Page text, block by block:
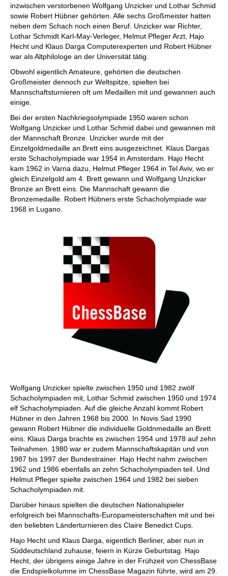
inzwischen verstorbenen Wolfgang Unzicker und Lothar Schmid
sowie Robert Hübner gehörten. Alle sechs Großmeister hatten
neben dem Schach noch einen Beruf. Unzicker war Richter,
Lothar Schmidt Karl-May-Verleger, Helmut Pfleger Arzt, Hajo
Hecht und Klaus Darga Computerexperten und Robert Hübner
war als Altphilologe an der Universität tätig.
Obwohl eigentlich Amateure, gehörten die deutschen
Großmeister dennoch zur Weltspitze, spielten bei
Mannschaftsturnieren oft um Medaillen mit und gewannen auch
einige.
Bei der ersten Nachkriegsolympiade 1950 waren schon
Wolfgang Unzicker und Lothar Schmid dabei und gewannen mit
der Mannschaft Bronze. Unzicker wurde mit der
Einzelgoldmedaille an Brett eins ausgezeichnet. Klaus Dargas
erste Schacholympiade war 1954 in Amsterdam. Hajo Hecht
kam 1962 in Varna dazu, Helmut Pfleger 1964 in Tel Aviv, wo er
gleich Einzelgold am 4. Brett gewann und Wolfgang Unzicker
Bronze an Brett eins. Die Mannschaft gewann die
Bronzemedaille. Robert Hübners erste Schacholympiade war
1968 in Lugano.
Wolfgang Unzicker spielte zwischen 1950 und 1982 zwölf
Schacholympiaden mit, Lothar Schmid zwischen 1950 und 1974
elf Schacholympiaden. Auf die gleiche Anzahl kommt Robert
Hübner in den Jahren 1968 bis 2000. In Novis Sad 1990
gewann Robert Hübner die individuelle Goldnmedaille an Brett
eins. Klaus Darga brachte es zwischen 1954 und 1978 auf zehn
Teilnahmen. 1980 war er zudem Mannschaftskapitän und von
1987 bis 1997 der Bundestrainer. Hajo Hecht nahm zwischen
1962 und 1986 ebenfalls an zehn Schacholympiaden teil. Und
Helmut Pfleger spielte zwischen 1964 und 1982 bei sieben
Schacholympiaden mit.
Darüber hinaus spielten die deutschen Nationalspieler
erfolgreich bei Mannschafts-Europameisterschaften mit und bei
den beliebten Länderturnieren des Claire Benedict Cups.
Hajo Hecht und Klaus Darga, eigentlich Berliner, aber nun in
Süddeutschland zuhause, feiern in Kürze Geburtstag. Hajo
Hecht, der übrigens einige Jahre in der Frühzeit von ChessBase
die Endspielkolumne im ChessBase Magazin führte, wird am 29.